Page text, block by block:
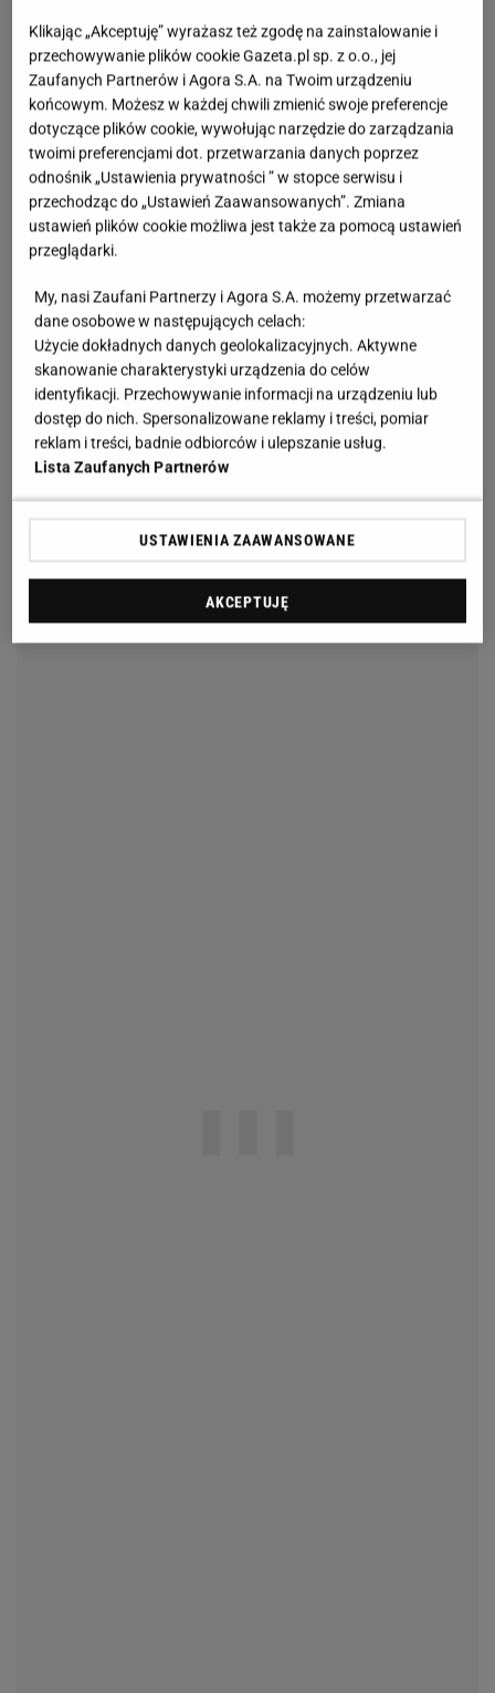
Klikając „Akceptuję” wyrażasz też zgodę na zainstalowanie i
przechowywanie plików cookie Gazeta.pl sp. z o.o., jej
Zaufanych Partnerów i Agora S.A. na Twoim urządzeniu
końcowym. Możesz w każdej chwili zmienić swoje preferencje
dotyczące plików cookie, wywołując narzędzie do zarządzania
twoimi preferencjami dot. przetwarzania danych poprzez
odnośnik „Ustawienia prywatności ” w stopce serwisu i
przechodząc do „Ustawień Zaawansowanych”. Zmiana
ustawień plików cookie możliwa jest także za pomocą ustawień
przeglądarki.
My, nasi Zaufani Partnerzy i Agora S.A. możemy przetwarzać
dane osobowe w następujących celach:
Użycie dokładnych danych geolokalizacyjnych. Aktywne
skanowanie charakterystyki urządzenia do celów
identyfikacji. Przechowywanie informacji na urządzeniu lub
dostęp do nich. Spersonalizowane reklamy i treści, pomiar
reklam i treści, badnie odbiorców i ulepszanie usług.
Lista Zaufanych Partnerów
USTAWIENIA ZAAWANSOWANE
AKCEPTUJĘ